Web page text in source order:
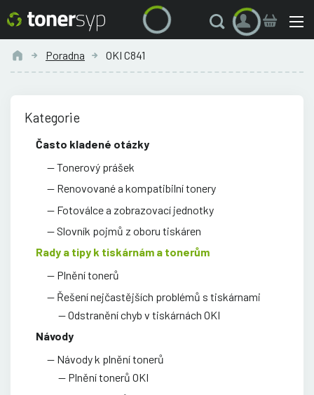
Poradna OKI C841
Kategorie
Často kladené otázky
Tonerový prášek
Renovované a kompatibilní tonery
Fotoválce a zobrazovací jednotky
Slovník pojmů z oboru tiskáren
Rady a tipy k tiskárnám a tonerům
Plnění tonerů
Řešení nejčastějších problémů s tiskárnami
Odstranění chyb v tiskárnách OKI
Návody
Návody k plnění tonerů
Plnění tonerů OKI